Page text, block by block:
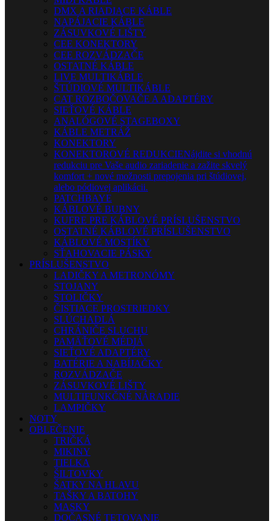
DMX A RIADIACE KÁBLE
NAPÁJACIE KÁBLE
ZÁSUVKOVÉ LIŠTY
CEE KONEKTORY
CEE ROZVÁDZAČE
OSTATNÉ KÁBLE
LIVE MULTIKÁBLE
ŠTÚDIOVÉ MULTIKÁBLE
CAT ROZBOČOVAČE A ADAPTÉRY
SIEŤOVÉ KÁBLE
ANALÓGOVÉ STAGEBOXY
KÁBLE METRÁŽ
KONEKTORY
KONEKTOROVÉ REDUKCIENájdite si vhodnú
redukciu pre Vaše audio zariadenie a zažite skvelý
komfort + nové možnosti prepojenia pri štúdiovej,
alebo pódiovej aplikácii.
PATCHBAYE
KÁBLOVÉ BUBNY
KUFRE PRE KÁBLOVÉ PRÍSLUŠENSTVO
OSTATNÉ KÁBLOVÉ PRÍSLUŠENSTVO
KÁBLOVÉ MOSTÍKY
SŤAHOVACIE PÁSKY
PRÍSLUŠENSTVO
LADIČKY A METRONÓMY
STOJANY
STOLIČKY
ČISTIACE PROSTRIEDKY
SLÚCHADLÁ
CHRÁNIČE SLUCHU
PAMÄŤOVÉ MÉDIÁ
SIEŤOVÉ ADAPTÉRY
BATÉRIE A NABÍJAČKY
ROZVÁDZAČE
ZÁSUVKOVÉ LIŠTY
MULTIFUNKČNÉ NÁRADIE
LAMPIČKY
NOTY
OBLEČENIE
TRIČKÁ
MIKINY
TIELKA
ŠILTOVKY
ŠATKY NA HLAVU
TAŠKY A BATOHY
MASKY
DOČASNÉ TETOVANIE